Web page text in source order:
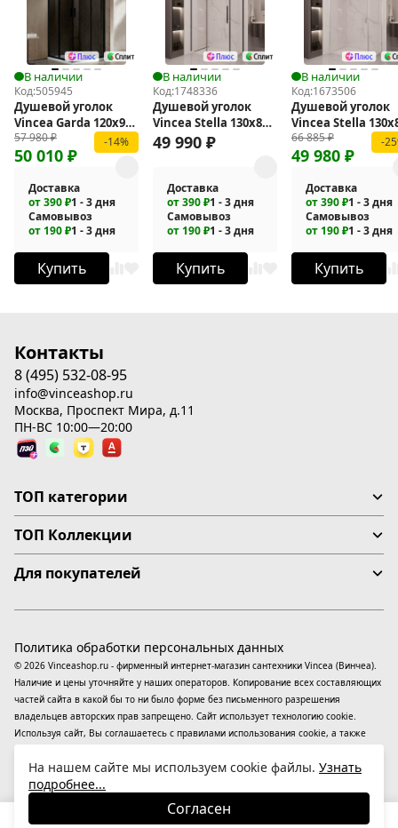
В наличии
Код:505945
Душевой уголок
Vincea Garda 120x90
VSS-1G9012CGB
57 980₽
50 010 ₽
-14%
Доставка
от 390 ₽1 - 3 дня
Самовывоз
от 190 ₽1 - 3 дня
Купить
В наличии
Код:1748336
Душевой уголок
Vincea Stella 130х80
VSR-1ST8013CLB
49 990 ₽
Доставка
от 390 ₽1 - 3 дня
Самовывоз
от 190 ₽1 - 3 дня
Купить
В наличии
Код:1673506
Душевой уголок
Vincea Stella
VSR-1ST8013CL
66 885₽
49 980 ₽
-
Доставка
от 390 ₽1 - 3 дня
Самовывоз
от 190 ₽1 - 3 дня
Купить
Контакты
8 (495) 532-08-95
info@vinceashop.ru
Москва, Проспект Мира, д.11
ПН-ВС 10:00—20:00
ТОП категории
ТОП Коллекции
Для покупателей
© 2026 Vinceashop.ru - фирменный интернет-магазин сантехники Vincea (Винчеа).
Наличие и цены уточняйте у наших операторов. Копирование всех составляющих
частей сайта в какой бы то ни было форме без письменного разрешения
владельцев авторских прав запрещено. Сайт использует технологию cookie.
Используя сайт, Вы соглашаетесь с правилами использования cookie, а также
применяютсярекомендательные технологии(информационные технологии
предоставления информации на основе сбора, систематизации и анализа
сведений, относящихся к предпочтениям пользователей сети «Интернет»,
находящихся на территории Российской Федерации).
Политика обработки персональных данных
На нашем сайте мы используем cookie файлы. Узнать
подробнее...
Согласен